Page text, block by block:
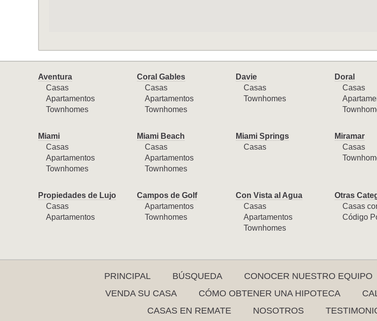
Aventura
Casas
Apartamentos
Townhomes
Coral Gables
Casas
Apartamentos
Townhomes
Davie
Casas
Townhomes
Doral
Casas
Miami
Casas
Apartamentos
Townhomes
Miami Beach
Casas
Apartamentos
Townhomes
Miami Springs
Casas
Miramar
Casas
Propiedades de Lujo
Casas
Apartamentos
Campos de Golf
Apartamentos
Townhomes
Con Vista al Agua
Casas
Apartamentos
Townhomes
Otras
Casas
Código
PRINCIPAL BÚSQUEDA CONOCER NUESTRO EQUIPO
VENDA SU CASA
CÓMO OBTENER UNA HIPOTECA
CASAS EN REMATE
NOSOTROS